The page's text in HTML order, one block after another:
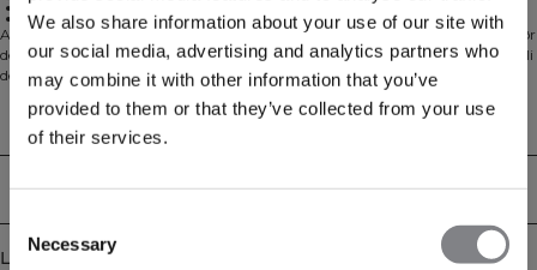
We also share information about your use of our site with
our social media, advertising and analytics partners who
may combine it with other information that you’ve
provided to them or that they’ve collected from your use
of their services.
Consent
Selection
Necessary
Sportslig passform
68% Bomull, 25% Polyester, 7% Spandex
Activity Collection er skapt for den aktive livsstilen. Bukser og hettegenser gjør
deg komfortabel og aktiv før, under og etter trening. Activity kommer til å bli
den nye favoritten i klesskapet ditt. Perfekt til oppvarming og trening
utendørs. Frontlommer med usynlig YKK-glidelås. To falske lommer bak for å
gi et pyntet utseende. Snor i linningen. Elstisk og slitesterkt materiale. ICIW-
brodert logo på venstre front. Sportslig passform. 68% Bomull, 25% Polyester,
7% Elastan
Tekniske egenskaper
Levering og retur
Lignende produkter